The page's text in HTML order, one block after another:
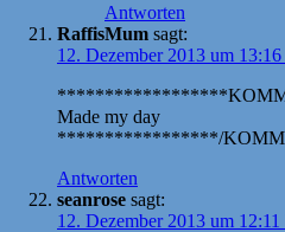
Antworten
RaffisMum sagt:
12. Dezember 2013 um
Made my day
*****************/
Antworten
seanrose sagt:
12. Dezember 2013 um